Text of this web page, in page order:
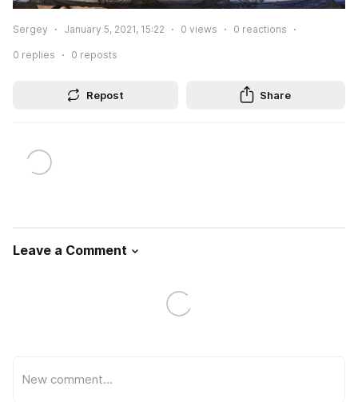
Sergey January 5, 2021, 15:22 0 views 0 reactions
0 replies 0 reposts
Repost Share
Leave a Comment